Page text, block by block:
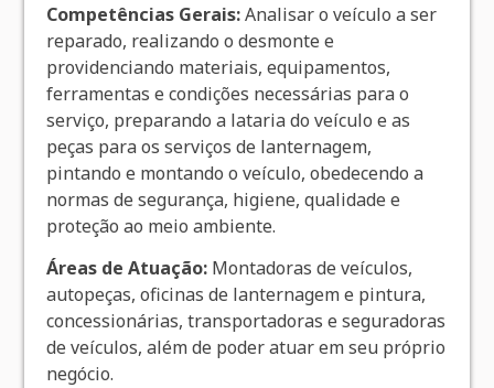
Competências Gerais:Analisar o veículo a ser
reparado, realizando o desmonte e
providenciando materiais, equipamentos,
ferramentas e condições necessárias para o
serviço, preparando a lataria do veículo e as
peças para os serviços de lanternagem,
pintando e montando o veículo, obedecendo a
normas de segurança, higiene, qualidade e
proteção ao meio ambiente.
Áreas de Atuação: Montadoras de veículos,
autopeças, oficinas de lanternagem e pintura,
concessionárias, transportadoras e seguradoras
de veículos, além de poder atuar em seu próprio
negócio.